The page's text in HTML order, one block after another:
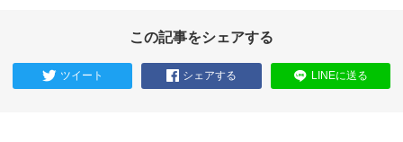
この記事をシェアする
ツイート シェアする LINEに送る